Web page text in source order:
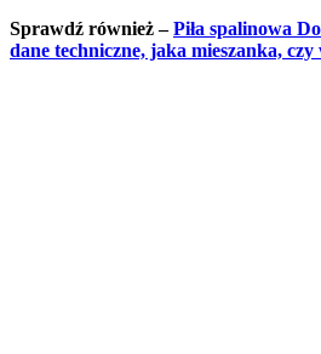
Sprawdź również –Piła spalinowa
dane techniczne, jaka mieszanka, czy